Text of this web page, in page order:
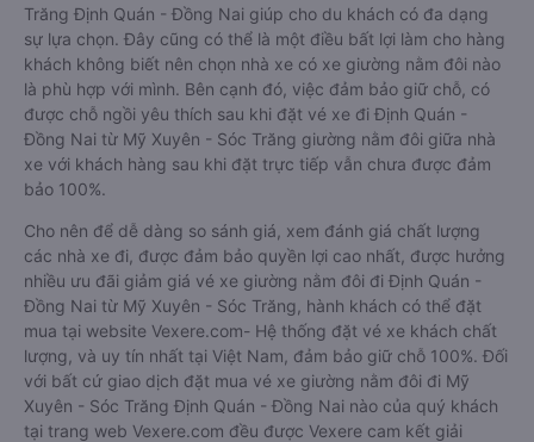
Trăng Định Quán - Đồng Nai giúp cho du khách có đa dạng
sự lựa chọn. Đây cũng có thể là một điều bất lợi làm cho hàng
khách không biết nên chọn nhà xe có xe giường nằm đôi nào
là phù hợp với mình. Bên cạnh đó, việc đảm bảo giữ chỗ, có
được chỗ ngồi yêu thích sau khi đặt vé xe đi Định Quán -
Đồng Nai từ Mỹ Xuyên - Sóc Trăng giường nằm đôi giữa nhà
xe với khách hàng sau khi đặt trực tiếp vẫn chưa được đảm
bảo 100%.
Cho nên để dễ dàng so sánh giá, xem đánh giá chất lượng
các nhà xe đi, được đảm bảo quyền lợi cao nhất, được hưởng
nhiều ưu đãi giảm giá vé xe giường nằm đôi đi Định Quán -
Đồng Nai từ Mỹ Xuyên - Sóc Trăng, hành khách có thể đặt
mua tại website Vexere.com- Hệ thống đặt vé xe khách chất
lượng, và uy tín nhất tại Việt Nam, đảm bảo giữ chỗ 100%. Đối
với bất cứ giao dịch đặt mua vé xe giường nằm đôi đi Mỹ
Xuyên - Sóc Trăng Định Quán - Đồng Nai nào của quý khách
tại trang web Vexere.com đều được Vexere cam kết giải